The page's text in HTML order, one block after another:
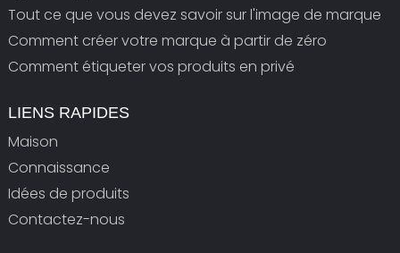
Tout ce que vous devez savoir sur l'image de marque
Comment créer votre marque à partir de zéro
Comment étiqueter vos produits en privé
LIENS RAPIDES
Maison
Connaissance
Idées de produits
Contactez-nous